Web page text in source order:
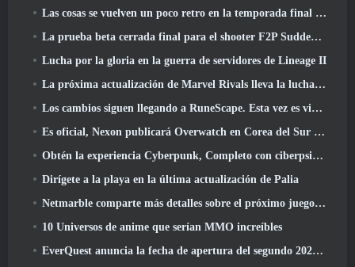
Las cosas se vuelven un poco retro en la temporada final 11 Actualizar
La prueba beta cerrada final para el shooter F2P Sudden Attack Zero Point de Nexon comenzó hoy
Lucha por la gloria en la guerra de servidores de Lineage II
La próxima actualización de Marvel Rivals lleva la lucha a los dioses
Los cambios siguen llegando a RuneScape. Esta vez es vivienda para jugadores
Es oficial, Nexon publicará Overwatch en Corea del Sur en el futuro
Obtén la experiencia Cyberpunk, Completo con ciberpsicosis, En el próximo evento cruzado de Apex Legends
Dirígete a la playa en la última actualización de Palia
Netmarble comparte más detalles sobre el próximo juego de nivelación en solitario, Nivelación en solitario: KARMA en la Anime Expo
10 Universos de anime que serían MMO increíbles
EverQuest anuncia la fecha de apertura del segundo 2026 Servidor de expansión con bloqueo de tiempo